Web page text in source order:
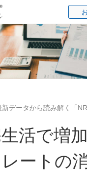
データから読み解く「
生活で増
ートの消